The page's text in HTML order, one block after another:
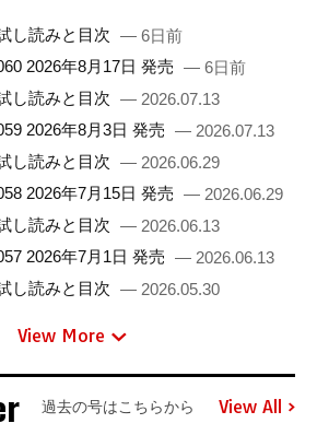
し読みと目次 — 6日前
2026年8月17日 発売 — 6日前
し読みと目次 — 2026.07.13
2026年8月3日 発売 — 2026.07.13
し読みと目次 — 2026.06.29
2026年7月15日 発売 — 2026.06.29
し読みと目次 — 2026.06.13
2026年7月1日 発売 — 2026.06.13
し読みと目次 — 2026.05.30
View More
過去の号はこちらから View All